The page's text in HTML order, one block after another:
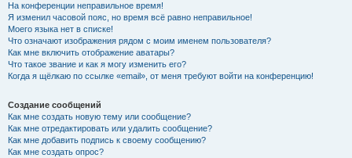
На конференции неправильное время!
Я изменил часовой пояс, но время всё равно неправильное!
Моего языка нет в списке!
Что означают изображения рядом с моим именем пользователя?
Как мне включить отображение аватары?
Что такое звание и как я могу изменить его?
Когда я щёлкаю по ссылке «email», от меня требуют войти на конференцию!
Создание сообщений
Как мне создать новую тему или сообщение?
Как мне отредактировать или удалить сообщение?
Как мне добавить подпись к своему сообщению?
Как мне создать опрос?